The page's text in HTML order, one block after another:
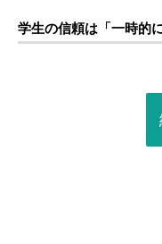
学生の信頼は「一時的